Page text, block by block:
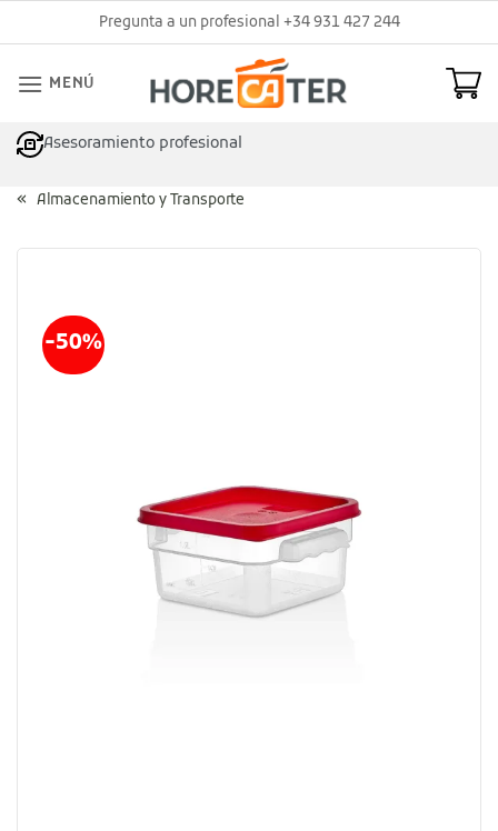
al
Pregunta a un profesional +34 931 427 244
MENÚ
Asesoramiento profesional
Almacenamiento y Transporte
-50%